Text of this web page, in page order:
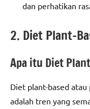
dan perhatikan
2. Diet Plant-
Apa itu Diet
Diet plant-based atau
adalah tren yang